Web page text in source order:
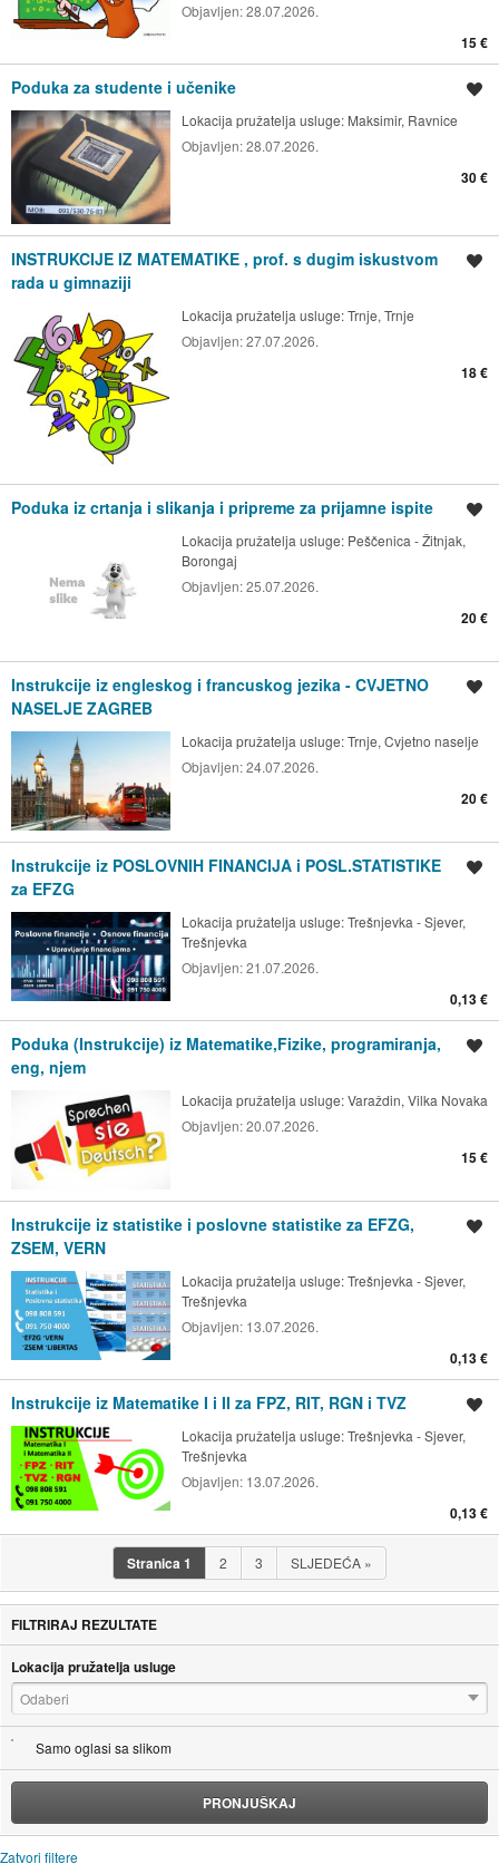
Objavljen:28.07.2026.
15 €
Poduka za studente i učenike
Lokacija pružatelja usluge: Maksimir, Ravnice
Objavljen:28.07.2026.
30 €
INSTRUKCIJE IZ MATEMATIKE , prof. s dugim iskustvom
rada u gimnaziji
Lokacija pružatelja usluge:Trnje, Trnje
Objavljen:27.07.2026.
18 €
Poduka iz crtanja i slikanja i pripreme za prijamne ispite
Lokacija pružatelja usluge: Peščenica - Žitnjak,
Borongaj
Objavljen:25.07.2026.
20 €
Instrukcije iz engleskog i francuskog jezika - CVJETNO
NASELJE ZAGREB
Lokacija pružatelja usluge:Trnje, Cvjetno naselje
Objavljen:24.07.2026.
20 €
Instrukcije iz POSLOVNIH FINANCIJA i POSL.STATISTIKE
za EFZG
Lokacija pružatelja usluge:Trešnjevka - Sjever,
Trešnjevka
Objavljen:21.07.2026.
0,13 €
Poduka (Instrukcije) iz Matematike,Fizike, programiranja,
eng, njem
Lokacija pružatelja usluge:Varaždin, Vilka Novaka
Objavljen:20.07.2026.
15 €
Instrukcije iz statistike i poslovne statistike za EFZG,
ZSEM, VERN
Lokacija pružatelja usluge:Trešnjevka - Sjever,
Trešnjevka
Objavljen: 13.07.2026.
0,13 €
Instrukcije iz Matematike I i II za FPZ, RIT, RGN i TVZ
Lokacija pružatelja usluge:Trešnjevka - Sjever,
Trešnjevka
Objavljen: 13.07.2026.
0,13 €
Stranica1 2 3 SLJEDEĆA »
FILTRIRAJ REZULTATE
Lokacija pružatelja usluge
Odaberi
Samo oglasi sa slikom
PRONJUŠKAJ
Zatvori filtere